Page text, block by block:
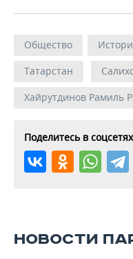
Общество
Татарстан
Хайрутдинов Рамиль
Поделитесь в соцсетях
НОВОСТИ